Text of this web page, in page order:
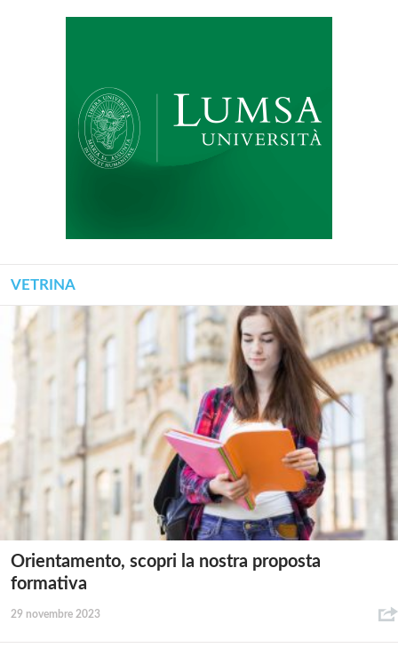
VETRINA
Orientamento, scopri la nostra proposta
formativa
29 novembre 2023